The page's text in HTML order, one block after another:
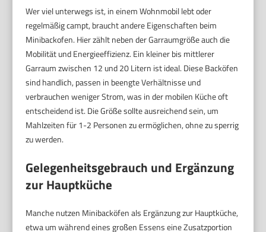
Wer viel unterwegs ist, in einem Wohnmobil lebt oder
regelmäßig campt, braucht andere Eigenschaften beim
Minibackofen. Hier zählt neben der Garraumgröße auch die
Mobilität und Energieeffizienz. Ein kleiner bis mittlerer
Garraum zwischen 12 und 20 Litern ist ideal. Diese Backöfen
sind handlich, passen in beengte Verhältnisse und
verbrauchen weniger Strom, was in der mobilen Küche oft
entscheidend ist. Die Größe sollte ausreichend sein, um
Mahlzeiten für 1-2 Personen zu ermöglichen, ohne zu sperrig
zu werden.
Gelegenheitsgebrauch und Ergänzung
zur Hauptküche
Manche nutzen Minibacköfen als Ergänzung zur Hauptküche,
etwa um während eines großen Essens eine Zusatzportion